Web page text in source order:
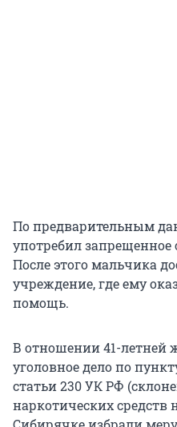
По предварительным
употребил запрещенное
После этого мальчика
учреждение, где ему
помощь.
В отношении 41-летней
уголовное дело по
статьи 230 УК РФ
наркотических средств